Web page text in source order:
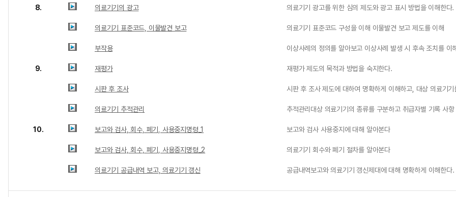
8. 의료기기의 광고 의료기기 광고를 위한 심의 제도와 광고 표시 방법을 이해한다.
의료기기 표준코드, 이물발견 보고 의료기기 표준코드 구성을 이해 이물발견 보고 제도를 이해
부작용 이상사례의 정의를 알아보고 이상사례 발생 시 후속 조치를 이
9. 재평가 재평가 제도의 목적과 방법을 숙지한다.
시판 후 조사 시판 후 조사 제도에 대하여 명확하게 이해하고, 대상 의료기기
의료기기 추적관리 추적관리대상 의료기기의 종류를 구분하고 취급자별 기록 사
10. 보고와 검사, 회수, 폐기, 사용중지명령_1 보고와 검사 사용중지에 대해 알아본다
보고와 검사, 회수, 폐기, 사용중지명령_2 의료기기 회수와 폐기 절차를 알아본다
의료기기 공급내역 보고, 의료기기 갱신 공급내역보고와 의료기기 갱신제대에 대해 명확하게 이해한다.